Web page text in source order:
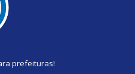
prefeituras!